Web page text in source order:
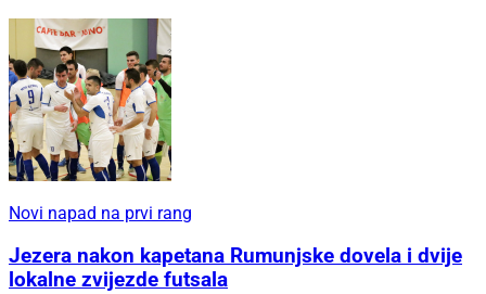
Novi napad na prvi rang
Jezera nakon kapetana Rumunjske dovela i dvije
lokalne zvijezde futsala